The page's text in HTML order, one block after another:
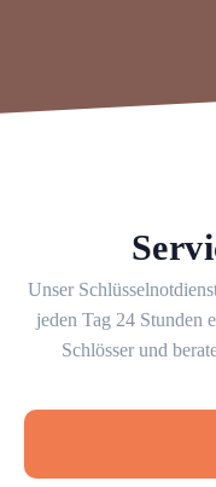
Unser
jeden Tag 24 Stunden
Schlösser und